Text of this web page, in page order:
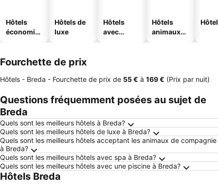
Hôtels
économiq
Hôtels de
luxe
Hôtels
avec
Hôtels
animaux
Fourchette de prix
Hôtels - Breda - Fourchette de prix de ‎55 € à ‎169 € (Prix par nuit)
Questions fréquemment posées au sujet de
Breda
Quels sont les meilleurs hôtels à Breda?
Quels sont les meilleurs hôtels de luxe à Breda?
Quels sont les meilleurs hôtels acceptant les animaux de compagnie
à Breda?
Quels sont les meilleurs hôtels avec spa à Breda?
Quels sont les meilleurs hôtels avec une piscine à Breda?
Hôtels Breda